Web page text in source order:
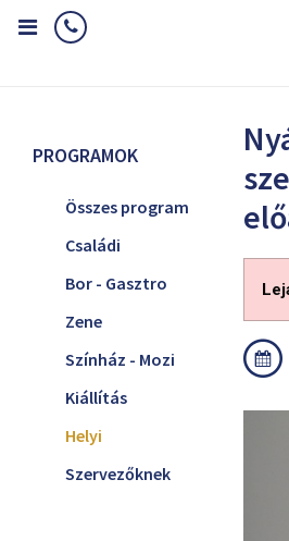
PROGRAMOK
Összes program
Családi
Bor - Gasztro
Zene
Színház - Mozi
Kiállítás
Helyi
Szervezőknek